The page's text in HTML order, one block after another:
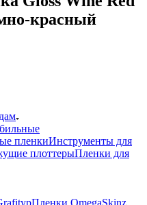
красный
пленкиИнструменты для
плоттерыПленки для
Пленки OmegaSkinz